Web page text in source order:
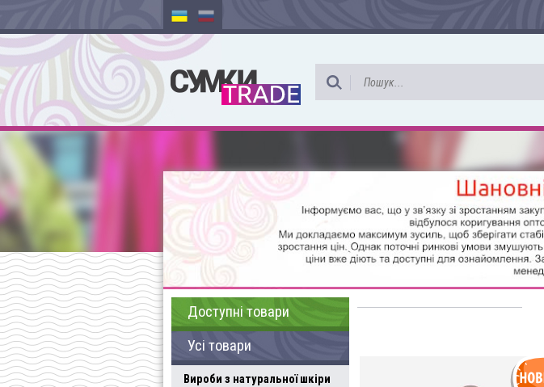
Доступні товари
Усі товари
Вироби з натуральної шкіри